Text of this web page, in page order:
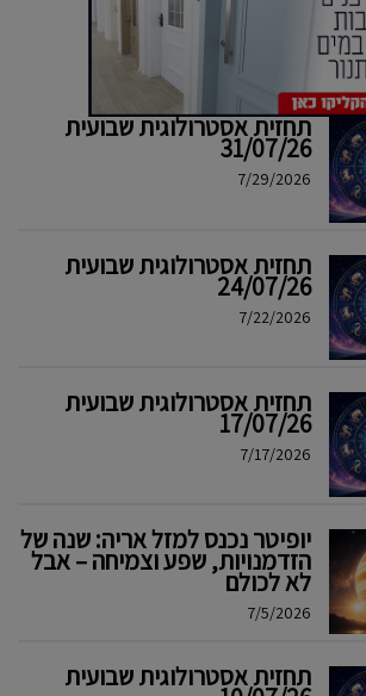
תחזית אסטרולוגית שבועית
31/07/26
7/29/2026
תחזית אסטרולוגית שבועית
24/07/26
7/22/2026
תחזית אסטרולוגית שבועית
17/07/26
7/17/2026
יופיטר נכנס למזל אריה: שנה של
הזדמנויות, שפע וצמיחה – אבל
לא לכולם
7/5/2026
תחזית אסטרולוגית שבועית